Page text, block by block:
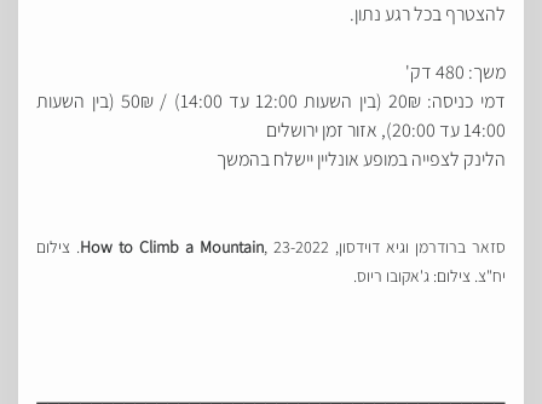
להצטרף בכל רגע נתון.
משך: 480 דק'
דמי כניסה: 20₪ (בין השעות 12:00 עד 14:00) / 50₪ (בין השעות
14:00 עד 20:00), אזור זמן ירושלים
הלינק לצפייה במופע אונליין יישלח בהמשך
סזאר ברודרמן וגיא דוידסון, How to Climb a Mountain, 23-2022. צילום
יח"צ. צילום: ג'אקובו ריוס.